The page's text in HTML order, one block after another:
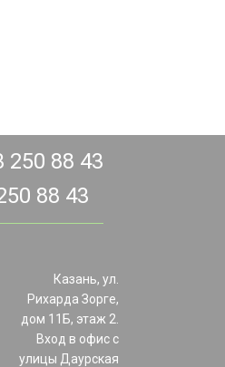
250 88 43
88 43
Казань, ул.
Рихарда Зорге,
дом 11Б, этаж 2.
Вход в офис с
улицы Даурская